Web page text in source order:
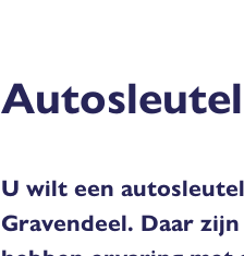
U wilt een
Gravendeel. Daar